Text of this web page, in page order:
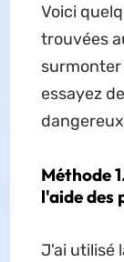
Voici
trouvées
surmonter
essayez
Méthode
l'aide des
J'ai utilisé